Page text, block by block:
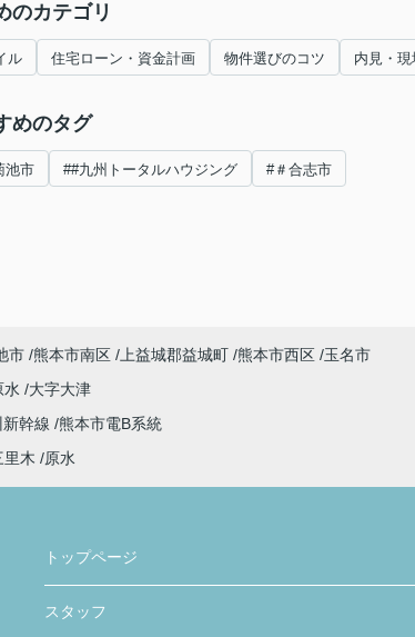
のカテゴリ
ル 住宅ローン・資金計画 物件選びのコツ 内見・現
めのタグ
池市 ##九州トータルハウジング #＃合志市
市 熊本市南区 上益城郡益城町 熊本市西区 玉名市
水
大字大津
新幹線 熊本市電B系統
里木 原水
トップページ
スタッフ